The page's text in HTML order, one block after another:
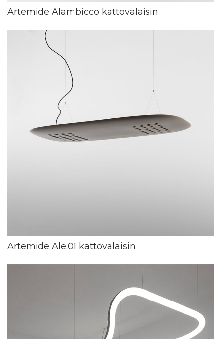
Artemide Alambicco kattovalaisin
Artemide Ale.01 kattovalaisin